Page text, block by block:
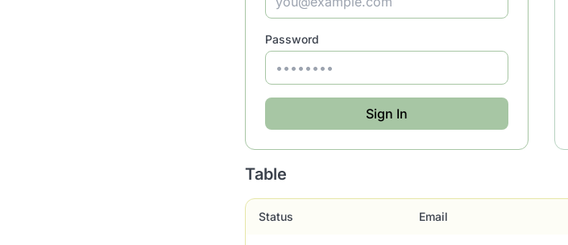
Password
Sign In
Table
Status Email